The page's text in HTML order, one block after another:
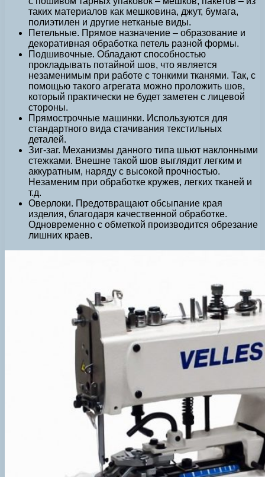
таких материалов как мешковина, джут, бумага,
полиэтилен и другие нетканые виды.
Петельные. Прямое назначение – образование и
декоративная обработка петель разной формы.
Подшивочные. Обладают способностью
прокладывать потайной шов, что является
незаменимым при работе с тонкими тканями. Так, с
помощью такого агрегата можно проложить шов,
который практически не будет заметен с лицевой
стороны.
Прямострочные машинки. Используются для
стандартного вида стачивания текстильных
деталей.
Зиг-заг. Механизмы данного типа шьют наклонными
стежками. Внешне такой шов выглядит легким и
аккуратным, наряду с высокой прочностью.
Незаменим при обработке кружев, легких тканей и
т.д.
Оверлоки. Предотвращают обсыпание края
изделия, благодаря качественной обработке.
Одновременно с обметкой производится обрезание
лишних краев.